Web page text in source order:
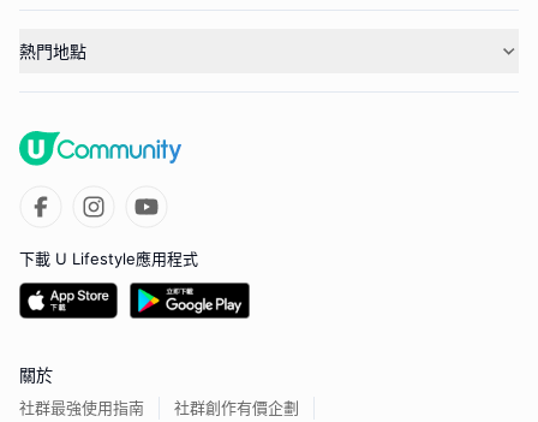
熱門地點
下載 U Lifestyle應用程式
關於
社群最強使用指南 社群創作有價企劃